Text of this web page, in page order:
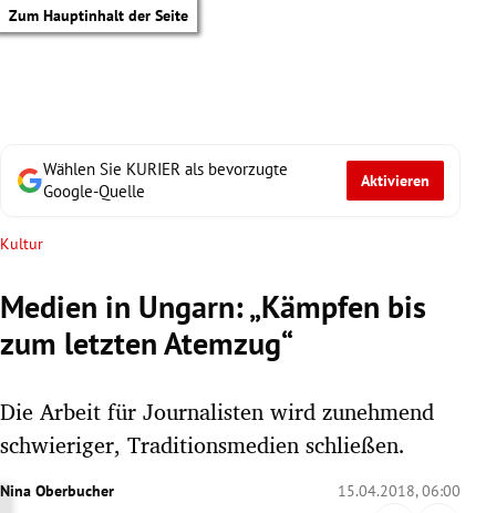
Zum Hauptinhalt der Seite
Wählen Sie KURIER als bevorzugte
Google-Quelle
Aktivieren
Kultur
Medien in Ungarn: „Kämpfen bis
zum letzten Atemzug“
Die Arbeit für Journalisten wird zunehmend
schwieriger, Traditionsmedien schließen.
Nina Oberbucher 15.04.2018, 06:00